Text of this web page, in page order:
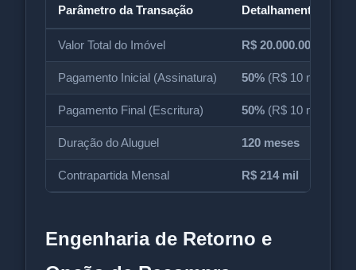
Parâmetro da Transação Detalhamento
Valor Total do Imóvel R$ 20.000.000,00
Pagamento Inicial (Assinatura) 50% (R$ 10 milhões)
Pagamento Final (Escritura) 50% (R$ 10 milhões)
Duração do Aluguel 120 meses
Contrapartida Mensal R$ 214 mil
Engenharia de Retorno e